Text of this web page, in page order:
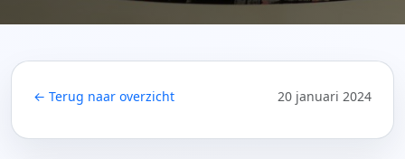
← Terug naar overzicht 20 januari 2024